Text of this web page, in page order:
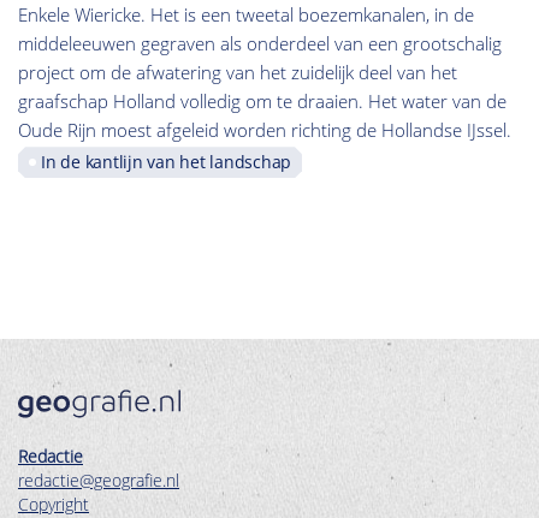
Enkele Wiericke. Het is een tweetal boezemkanalen, in de
middeleeuwen gegraven als onderdeel van een grootschalig
project om de afwatering van het zuidelijk deel van het
graafschap Holland volledig om te draaien. Het water van de
Oude Rijn moest afgeleid worden richting de Hollandse IJssel.
In de kantlijn van het landschap
Redactie
redactie@geografie.nl
Copyright